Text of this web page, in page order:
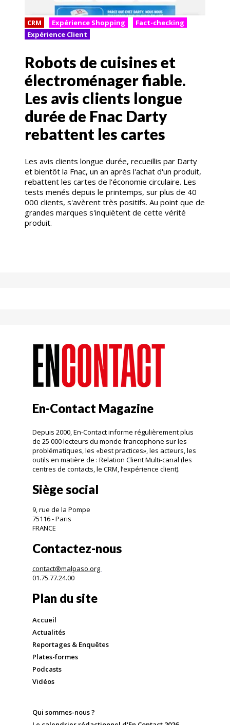
CRM Expérience Shopping
Fact-checking
Expérience Client
Robots de cuisines et
électroménager fiable.
Les avis clients longue
durée de Fnac Darty
rebattent les cartes
Les avis clients longue durée, recueillis par Darty
et bientôt la Fnac, un an après l'achat d'un produit,
rebattent les cartes de l'économie circulaire. Les
tests menés depuis le printemps, sur plus de 40
000 clients, s'avèrent très positifs. Au point que de
grandes marques s'inquiètent de cette vérité
produit.
En-Contact Magazine
Depuis 2000, En-Contact informe régulièrement plus
de 25 000 lecteurs du monde francophone sur les
problématiques, les «best practices», les acteurs, les
outils en matière de : Relation Client Multi-canal (les
centres de contacts, le CRM, l’expérience client).
Siège social
9, rue de la Pompe
75116 - Paris
FRANCE
Contactez-nous
contact@malpaso.org
01.75.77.24.00
Plan du site
Accueil
Actualités
Reportages & Enquêtes
Plates-formes
Podcasts
Vidéos
Qui sommes-nous ?